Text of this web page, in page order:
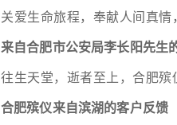
关爱生命旅程，奉献人间真
来自合肥市公安局李长阳先生
往生天堂，逝者至上，合肥殡
合肥殡仪来自滨湖的客户反馈